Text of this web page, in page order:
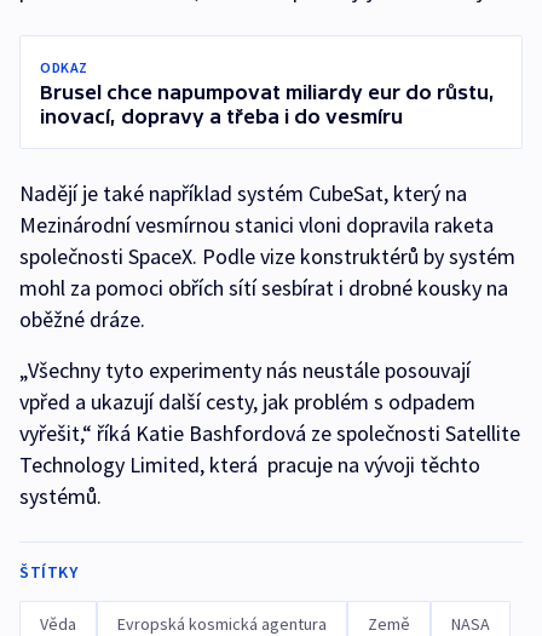
ODKAZ
Brusel chce napumpovat miliardy eur do růstu,
inovací, dopravy a třeba i do vesmíru
Nadějí je také například systém CubeSat, který na
Mezinárodní vesmírnou stanici vloni dopravila raketa
společnosti SpaceX. Podle vize konstruktérů by systém
mohl za pomoci obřích sítí sesbírat i drobné kousky na
oběžné dráze.
„Všechny tyto experimenty nás neustále posouvají
vpřed a ukazují další cesty, jak problém s odpadem
vyřešit,“ říká Katie Bashfordová ze společnosti Satellite
Technology Limited, která pracuje na vývoji těchto
systémů.
ŠTÍTKY
Věda Evropská kosmická agentura Země NASA